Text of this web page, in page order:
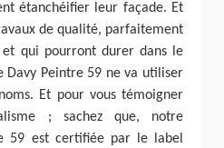
étanchéifier leur façade. Et
de qualité, parfaitement
et qui pourront durer dans le
Davy Peintre 59 ne va utiliser
Et pour vous témoigner
; sachez que, notre
59 est certifiée par le label